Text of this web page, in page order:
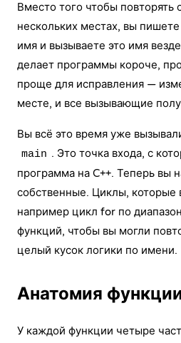
Вместо того чтобы повторять
нескольких местах, вы
имя и вызываете это имя
делает программы короче,
проще для исправления —
месте, и все вызывающие
Вы всё это время уже
main . Это точка входа, с
программа на C++. Теперь вы
собственные. Циклы, которые
например цикл for по
функций, чтобы вы могли
целый кусок логики по имени.
Анатомия
У каждой функции четыре